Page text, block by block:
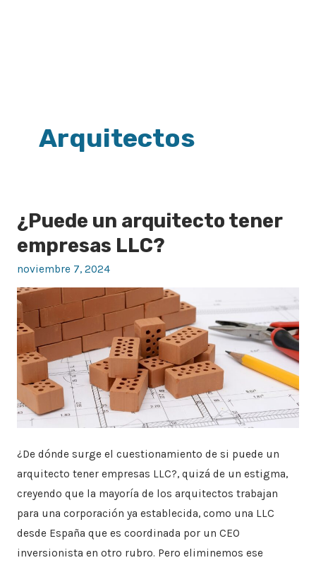
Arquitectos
¿Puede un arquitecto tener
empresas LLC?
noviembre 7, 2024
¿De dónde surge el cuestionamiento de si puede un
arquitecto tener empresas LLC?, quizá de un estigma,
creyendo que la mayoría de los arquitectos trabajan
para una corporación ya establecida, como una LLC
desde España que es coordinada por un CEO
inversionista en otro rubro. Pero eliminemos ese
¿Puede
arquitecto
tener
empresas
LLC?